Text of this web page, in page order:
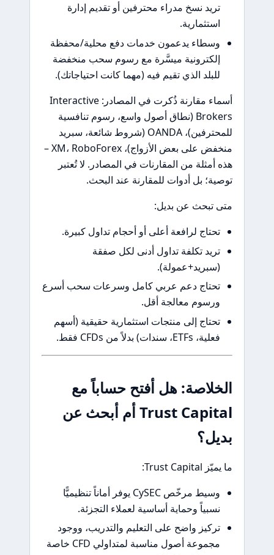
نسخ مدراء محترفين أو تقديم إدارة
يدعمون خدمات دفع محلية/محفظة
ميسَّرة مع رسوم سحب منخفضة
الذي تقيم فيه (مهما كانت احتياجاتك).
أسماء مقارنة ذُكرت في المصادر: Interactive
Brokers (نطاق أصول واسع، رسوم تنافسية
للمحترفين)، OANDA (شروط شائعة، سبريد
منخفض على بعض الأزواج)، XM، RoboForex –
من المقارنات في المصادر. لا تُعتبر
بل أدوات للمقارنة عند البحث.
تبحث عن بديل:
لرافعة أعلى أو أحجام تداول كبيرة.
تكلفة تداول أدنى لكل صفقة
دعم عربي كامل وسرعات سحب أسرع
معالجة أقل.
إلى منتجات استثمارية حقيقية (أسهم
هل أفتح حساباً مع
Trust Capital أم أبحث عن
وسيط مرخّص CySEC يوفر أماناً تنظيميًّا
وحماية أساسية لعملاء التجزئة.
واضح على التعليم والتدريب، ووجود
مجموعة أصول مناسبة لمتداولي CFD خاصة